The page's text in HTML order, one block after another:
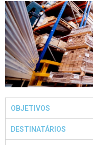
OBJETIVOS
DESTINATÁRIOS